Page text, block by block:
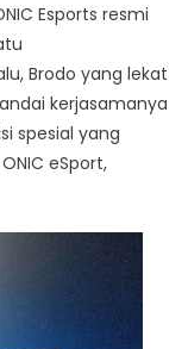
Esports resmi
Brodo yang lekat
kerjasamanya
spesial yang
eSport,